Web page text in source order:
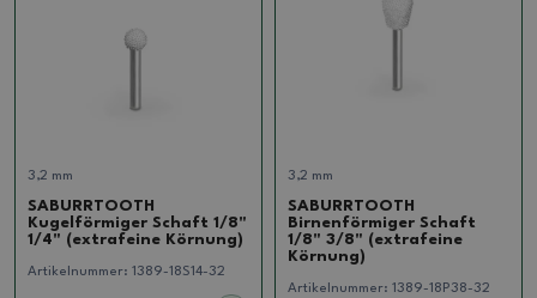
3,2 mm
SABURRTOOTH
Kugelförmiger Schaft 1/8"
1/4" (extrafeine Körnung)
Artikelnummer: 1389-18S14-32
3,2 mm
SABURRTOOTH
Birnenförmiger Schaft
1/8" 3/8" (extrafeine
Körnung)
Artikelnummer: 1389-18P38-32